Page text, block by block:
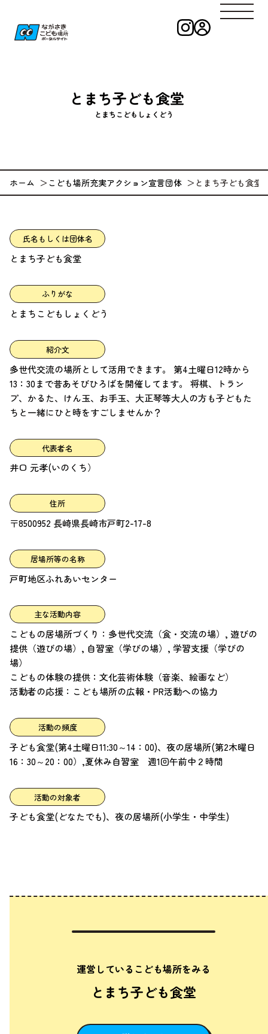
ながさきこども
とまち子ども食堂
とまちこどもしょくどう
ホーム こども場所充実アクション宣言団体 とまち子ども食
氏名もしくは団体名
とまち子ども食堂
ふりがな
とまちこどもしょくどう
紹介文
多世代交流の場所として活用できます。 第4土曜日12時から
13：30まで昔あそびひろばを開催してます。 将棋、トラン
プ、かるた、けん玉、お手玉、大正琴等大人の方も子どもた
ちと一緒にひと時をすごしませんか？
代表者名
井口 元孝(いのくち）
住所
〒8500952 長崎県長崎市戸町2-17-8
居場所等の名称
戸町地区ふれあいセンター
主な活動内容
こどもの居場所づくり：多世代交流（食・交流の場）, 遊びの
提供（遊びの場）, 自習室（学びの場）, 学習支援（学びの
場）
こどもの体験の提供：文化芸術体験（音楽、絵画など）
活動者の応援：こども場所の広報・PR活動への協力
活動の頻度
子ども食堂(第4土曜日11:30～14：00)、夜の居場所(第2木曜日
16：30～20：00）,夏休み自習室 週1回午前中２時間
活動の対象者
子ども食堂(どなたでも)、夜の居場所(小学生・中学生)
運営しているこども場所をみる
とまち子ども食堂